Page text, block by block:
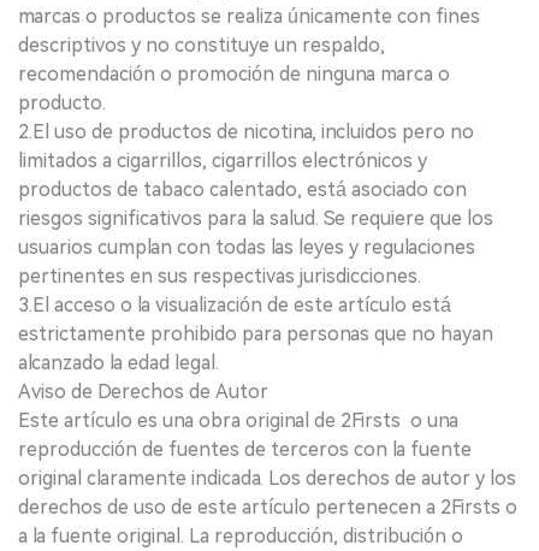
marcas o productos se realiza únicamente con fines
descriptivos y no constituye un respaldo,
recomendación o promoción de ninguna marca o
producto.
2.El uso de productos de nicotina, incluidos pero no
limitados a cigarrillos, cigarrillos electrónicos y
productos de tabaco calentado, está asociado con
riesgos significativos para la salud. Se requiere que los
usuarios cumplan con todas las leyes y regulaciones
pertinentes en sus respectivas jurisdicciones.
3.El acceso o la visualización de este artículo está
estrictamente prohibido para personas que no hayan
alcanzado la edad legal.
Aviso de Derechos de Autor
Este artículo es una obra original de 2Firsts o una
reproducción de fuentes de terceros con la fuente
original claramente indicada. Los derechos de autor y los
derechos de uso de este artículo pertenecen a 2Firsts o
a la fuente original. La reproducción, distribución o